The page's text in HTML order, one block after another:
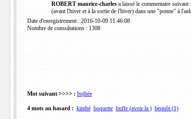
ROBERT maurice-charlesa laissé le commentaire suivant
(avant l'hiver et à la sortie de l'hiver) dans une "ponne" à
Date d'enregistrement : 2016-10-09 11:46:08
Nombre de consultations : 1308
Mot suivant >>>> : bujhée
4 mots au hasard : kimbé boquette buffe (avoir la ) bequôt (1)